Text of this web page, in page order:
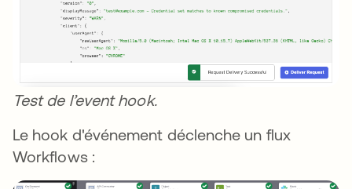
Test de l’event hook.
Le hook d'événement déclenche un flux
Workflows :